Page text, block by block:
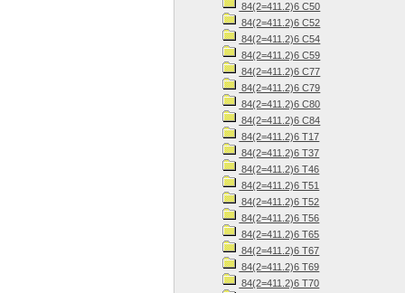
84(2=411.2)6 С50
84(2=411.2)6 С52
84(2=411.2)6 С54
84(2=411.2)6 С59
84(2=411.2)6 С77
84(2=411.2)6 С79
84(2=411.2)6 С80
84(2=411.2)6 С84
84(2=411.2)6 Т17
84(2=411.2)6 Т37
84(2=411.2)6 Т46
84(2=411.2)6 Т51
84(2=411.2)6 Т52
84(2=411.2)6 Т56
84(2=411.2)6 Т65
84(2=411.2)6 Т67
84(2=411.2)6 Т69
84(2=411.2)6 Т70